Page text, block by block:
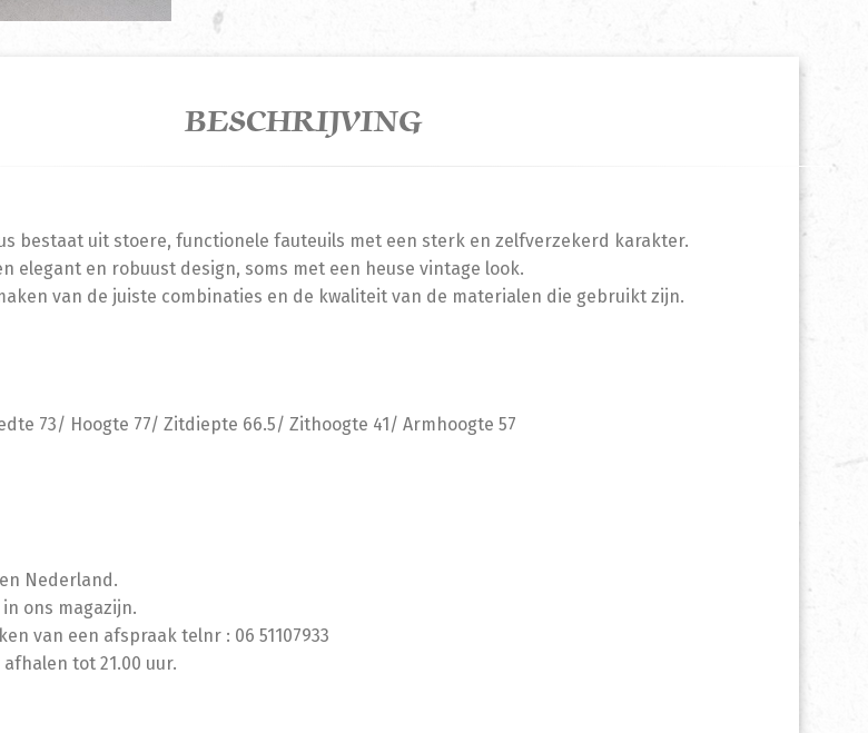
BESCHRIJVING
bestaat uit stoere, functionele fauteuils met een sterk en zelfverzekerd karakter.
elegant en robuust design, soms met een heuse vintage look.
van de juiste combinaties en de kwaliteit van de materialen die gebruikt zijn.
Amelia Pearl
Hoogte 77/ Zitdiepte 66.5/ Zithoogte 41/ Armhoogte 57
Nederland.
ons magazijn.
van een afspraak telnr : 06 51107933
tot 21.00 uur.